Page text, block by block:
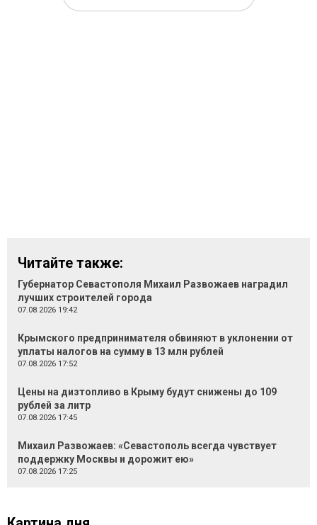
Читайте также:
Губернатор Севастополя Михаил Развожаев наградил
лучших строителей города
07.08.2026 19:42
Крымского предпринимателя обвиняют в уклонении от
уплаты налогов на сумму в 13 млн рублей
07.08.2026 17:52
Цены на дизтопливо в Крыму будут снижены до 109
рублей за литр
07.08.2026 17:45
Михаил Развожаев: «Севастополь всегда чувствует
поддержку Москвы и дорожит ею»
07.08.2026 17:25